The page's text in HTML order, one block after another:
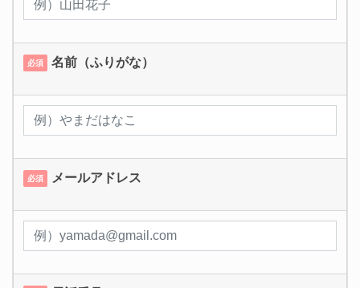
必須 名前（ふりがな）
必須 メールアドレス